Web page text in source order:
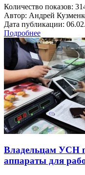
Количество показов:
Автор: Андрей
Дата публикации:
Подробнее
Владельцам УСН
аппараты для